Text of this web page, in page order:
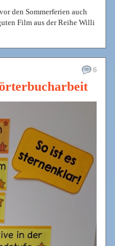
den Sommerferien auch
Film aus der Reihe Willi
6